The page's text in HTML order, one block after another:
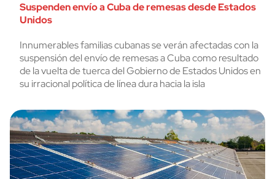
Suspenden envío a Cuba de remesas desde Estados
Unidos
Innumerables familias cubanas se verán afectadas con la
suspensión del envío de remesas a Cuba como resultado
de la vuelta de tuerca del Gobierno de Estados Unidos en
su irracional política de línea dura hacia la isla